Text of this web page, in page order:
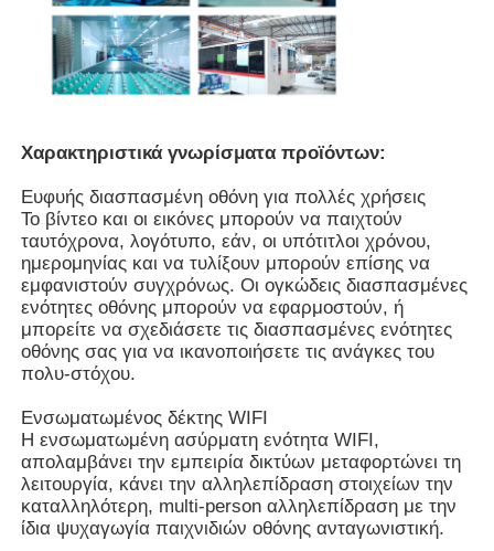
Χαρακτηριστικά γνωρίσματα προϊόντων:
Ευφυής διασπασμένη οθόνη για πολλές χρήσεις
Το βίντεο και οι εικόνες μπορούν να παιχτούν
ταυτόχρονα, λογότυπο, εάν, οι υπότιτλοι χρόνου,
ημερομηνίας και να τυλίξουν μπορούν επίσης να
εμφανιστούν συγχρόνως. Οι ογκώδεις διασπασμένες
ενότητες οθόνης μπορούν να εφαρμοστούν, ή
μπορείτε να σχεδιάσετε τις διασπασμένες ενότητες
οθόνης σας για να ικανοποιήσετε τις ανάγκες του
πολυ-στόχου.
Ενσωματωμένος δέκτης WIFI
Η ενσωματωμένη ασύρματη ενότητα WIFI,
απολαμβάνει την εμπειρία δικτύων μεταφορτώνει τη
λειτουργία, κάνει την αλληλεπίδραση στοιχείων την
καταλληλότερη, multi-person αλληλεπίδραση με την
ίδια ψυχαγωγία παιχνιδιών οθόνης ανταγωνιστική.